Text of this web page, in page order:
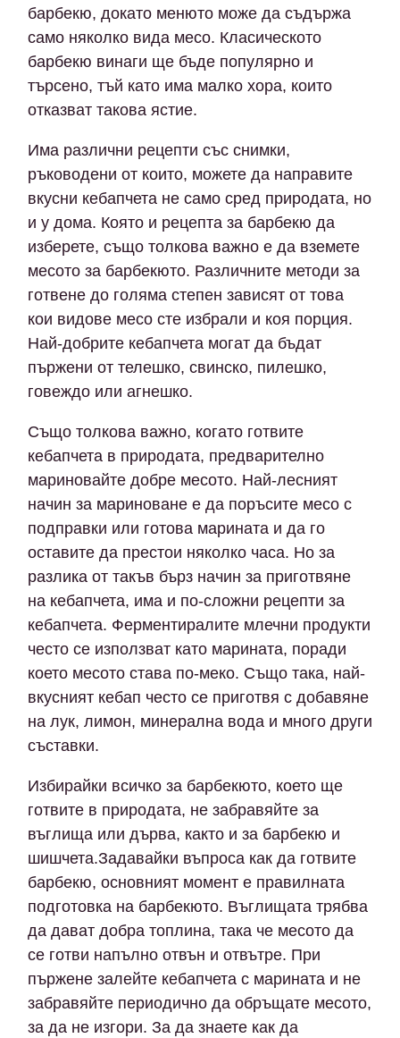
барбекю, докато менюто може да съдържа
само няколко вида месо. Класическото
барбекю винаги ще бъде популярно и
търсено, тъй като има малко хора, които
отказват такова ястие.
Има различни рецепти със снимки,
ръководени от които, можете да направите
вкусни кебапчета не само сред природата, но
и у дома. Която и рецепта за барбекю да
изберете, също толкова важно е да вземете
месото за барбекюто. Различните методи за
готвене до голяма степен зависят от това
кои видове месо сте избрали и коя порция.
Най-добрите кебапчета могат да бъдат
пържени от телешко, свинско, пилешко,
говеждо или агнешко.
Също толкова важно, когато готвите
кебапчета в природата, предварително
мариновайте добре месото. Най-лесният
начин за мариноване е да поръсите месо с
подправки или готова марината и да го
оставите да престои няколко часа. Но за
разлика от такъв бърз начин за приготвяне
на кебапчета, има и по-сложни рецепти за
кебапчета. Ферментиралите млечни продукти
често се използват като марината, поради
което месото става по-меко. Също така, най-
вкусният кебап често се приготвя с добавяне
на лук, лимон, минерална вода и много други
съставки.
Избирайки всичко за барбекюто, което ще
готвите в природата, не забравяйте за
въглища или дърва, както и за барбекю и
шишчета.Задавайки въпроса как да готвите
барбекю, основният момент е правилната
подготовка на барбекюто. Въглищата трябва
да дават добра топлина, така че месото да
се готви напълно отвън и отвътре. При
пържене залейте кебапчета с марината и не
забравяйте периодично да обръщате месото,
за да не изгори. За да знаете как да